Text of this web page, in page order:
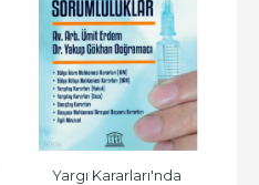
Yargı Kararları'nda